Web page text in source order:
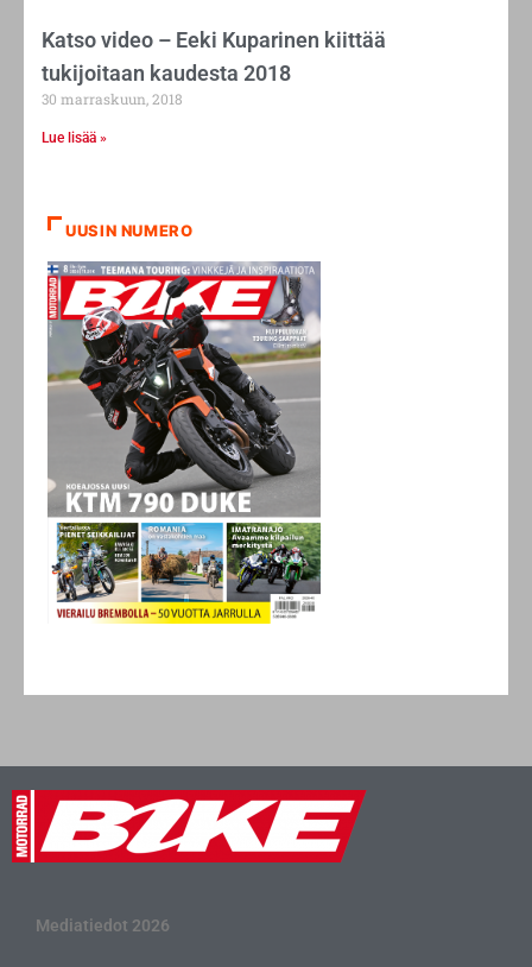
Katso video – Eeki Kuparinen kiittää
tukijoitaan kaudesta 2018
30 marraskuun, 2018
Lue lisää »
UUSIN NUMERO
Mediatiedot 2026